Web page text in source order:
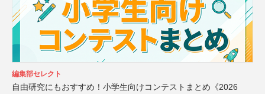
編集部セレクト
自由研究にもおすすめ！小学生向けコンテストまとめ《2026